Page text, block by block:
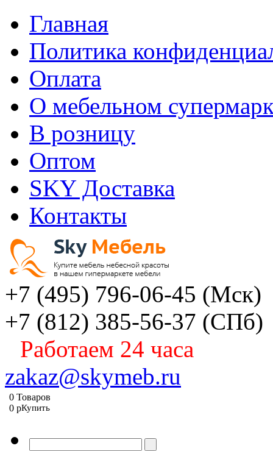
Главная
Политика
Оплата
О мебельном
В розницу
Оптом
SKY Доставка
Контакты
+7 (495) 796-06-45 (Мск)
+7 (812) 385-56-37 (СПб)
Работаем 24 часа
zakaz@skymeb.ru
0 Товаров
0 pКупить